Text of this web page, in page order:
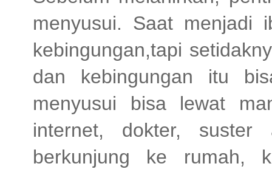
menyusui. Saat menjadi
kebingungan,tapi
dan kebingungan itu
menyusui bisa lewat
internet, dokter,
berkunjung ke rumah,